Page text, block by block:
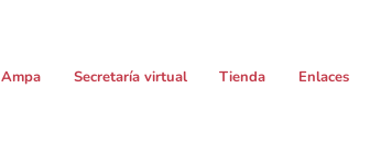
Ampa Secretaría virtual Tienda Enlaces